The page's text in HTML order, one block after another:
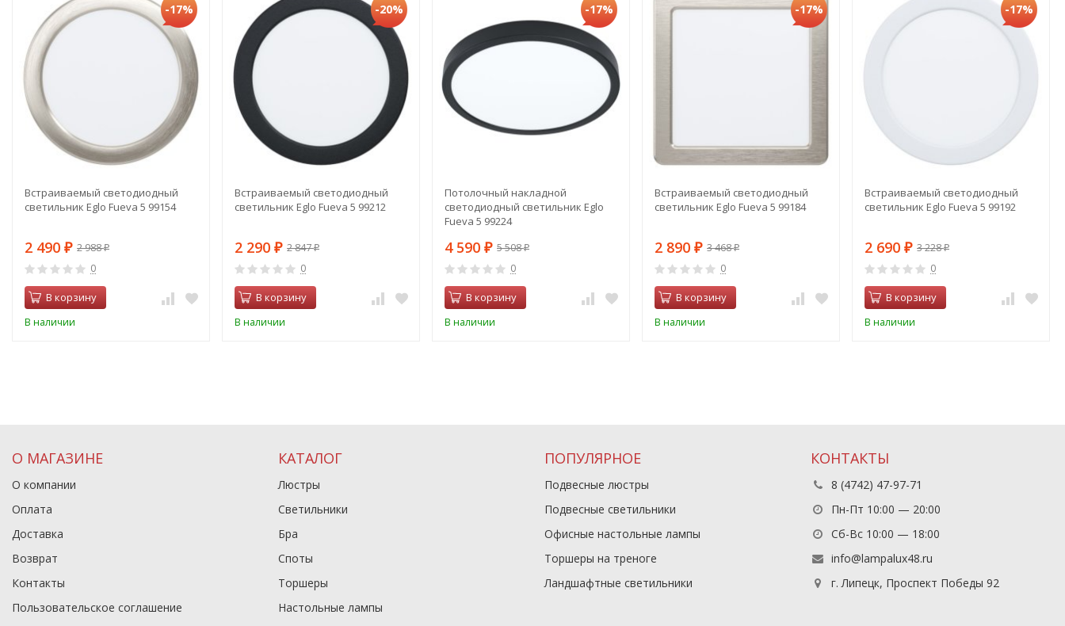
-17%
Встраиваемый светодиодный
светильник Eglo Fueva 5 99154
2 490 ₽ 2 988₽
0
В корзину
В наличии
-20%
Встраиваемый светодиодный
светильник Eglo Fueva 5 99212
2 290 ₽ 2 847₽
0
В корзину
В наличии
-17%
Потолочный накладной
светодиодный светильник Eglo
Fueva 5 99224
4 590 ₽ 5 508₽
0
В корзину
В наличии
-17%
Встраиваемый светодиодный
светильник Eglo Fueva 5 99184
2 890 ₽ 3 468₽
0
В корзину
В наличии
-17%
Встраиваемый светодиодный
светильник Eglo Fueva 5 99192
2 690 ₽ 3 228₽
0
В корзину
В наличии
О МАГАЗИНЕ
О компании
Оплата
Доставка
Возврат
Контакты
Пользовательское соглашение
КАТАЛОГ
Люстры
Светильники
Бра
Споты
Торшеры
Настольные лампы
ПОПУЛЯРНОЕ
Подвесные люстры
Подвесные светильники
Офисные настольные лампы
Торшеры на треноге
Ландшафтные светильники
КОНТАКТЫ
8 (4742) 47-97-71
Пн-Пт 10:00 — 20:00
Сб-Вс 10:00 — 18:00
info@lampalux48.ru
г. Липецк, Проспект Победы 92